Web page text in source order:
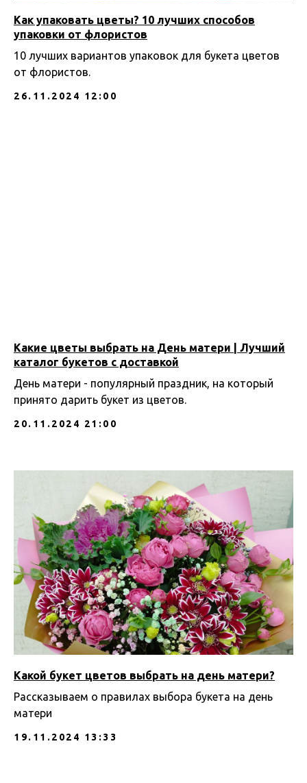
Как упаковать цветы? 10 лучших способов
упаковки от флористов
10 лучших вариантов упаковок для букета цветов
от флористов.
26.11.2024 12:00
Какие цветы выбрать на День матери | Лучший
каталог букетов с доставкой
День матери - популярный праздник, на который
принято дарить букет из цветов.
20.11.2024 21:00
Какой букет цветов выбрать на день матери?
Рассказываем о правилах выбора букета на день
матери
19.11.2024 13:33